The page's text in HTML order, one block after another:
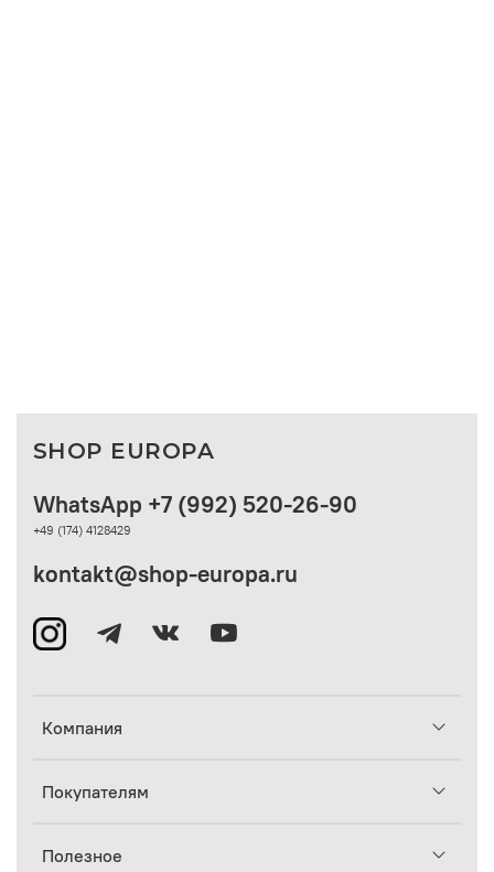
Компания
Покупателям
Полезное
WhatsApp +7 (992) 520-26-90
+49 (174) 4128429
kontakt@shop-europa.ru
SHOP EUROPA